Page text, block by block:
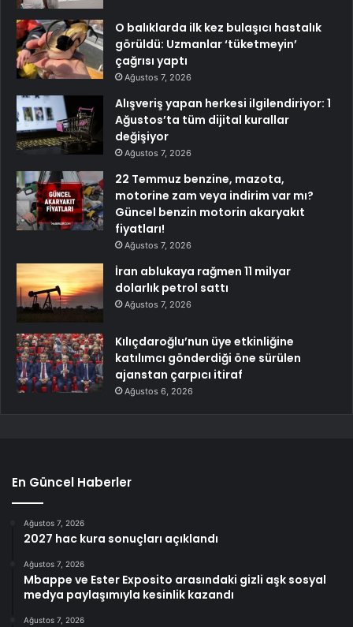
O balıklarda ilk kez bulaşıcı hastalık
görüldü: Uzmanlar ‘tüketmeyin’
çağrısı yaptı
Ağustos 7, 2026
Alışveriş yapan herkesi ilgilendiriyor: 1
Ağustos’ta tüm dijital kurallar
değişiyor
Ağustos 7, 2026
22 Temmuz benzine, mazota,
motorine zam veya indirim var mı?
Güncel benzin motorin akaryakıt
fiyatları!
Ağustos 7, 2026
İran ablukaya rağmen 11 milyar
dolarlık petrol sattı
Ağustos 7, 2026
Kılıçdaroğlu’nun üye etkinliğine
katılımcı gönderdiği öne sürülen
ajanstan çarpıcı itiraf
Ağustos 6, 2026
En Güncel Haberler
Ağustos 7, 2026
2027 hac kura sonuçları açıklandı
Ağustos 7, 2026
Mbappe ve Ester Exposito arasındaki gizli aşk sosyal
medya paylaşımıyla kesinlik kazandı
Ağustos 7, 2026